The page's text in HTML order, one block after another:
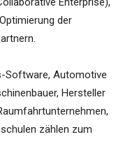
der
Software, Automotive
Hersteller
zählen zum